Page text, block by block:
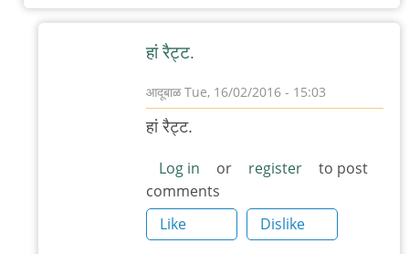
by
हां रैट्ट.
आदूबाळTue, 16/02/2016 - 15:03
In
reply
कुर्ता
जीन्सच्य
प्रेमात
हां रैट्ट.
Log in or register
to post
comments
Like
Dislike